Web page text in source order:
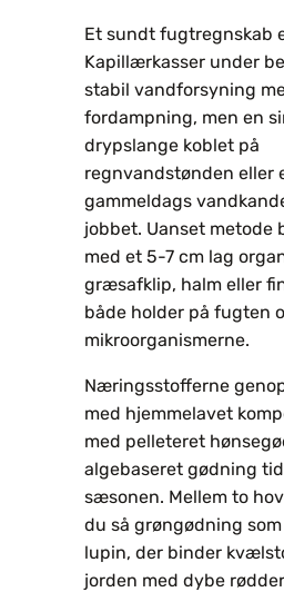
Et sundt fugtregnskab
Kapillærkasser under
stabil vandforsyning
fordampning, men en
drypslange koblet på
regnvandstønden eller
gammeldags
jobbet. Uanset metode
med et 5-7 cm lag
græsafklip, halm eller
både holder på fugten
mikroorganismerne.
Næringsstofferne
med hjemmelavet
med pelleteret
algebaseret gødning
sæsonen. Mellem to
du så grøngødning
lupin, der bind­er
jorden med dybe